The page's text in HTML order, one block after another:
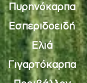
Πυρηνόκαρπα
Εσπεριδοειδή
Ελιά
Γιγαρτόκαρπα